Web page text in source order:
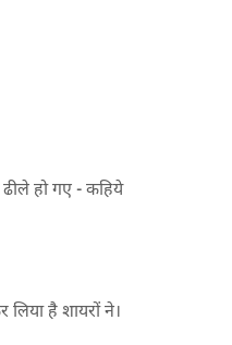
हो गए - कहिये
है शायरों ने।